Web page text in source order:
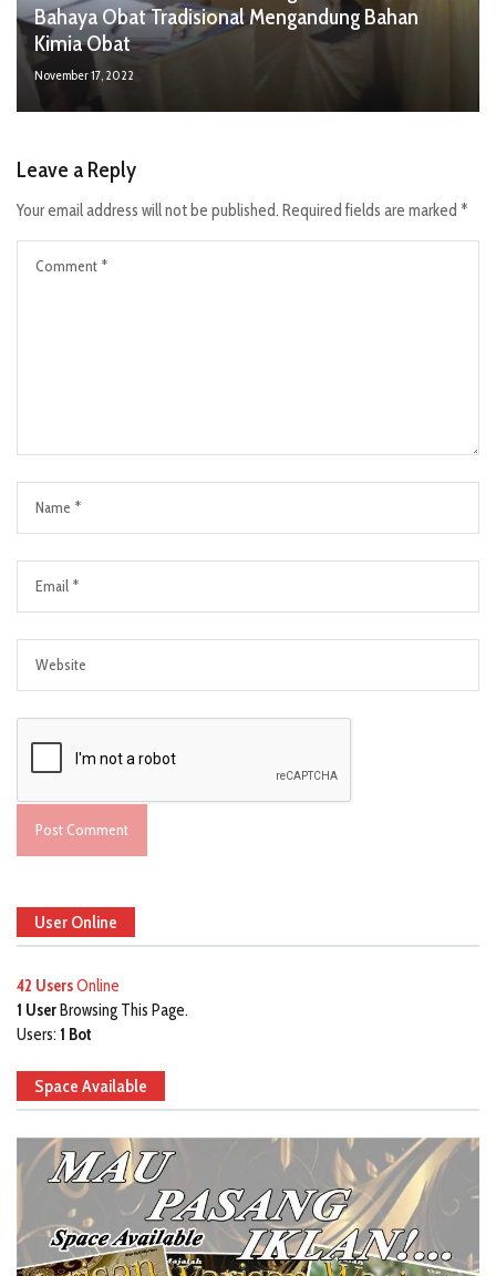
Bahaya Obat Tradisional Mengandung Bahan
Kimia Obat
November 17, 2022
Leave a Reply
Your email address will not be published. Required fields are marked *
User Online
42 UsersOnline
1 UserBrowsing This Page.
Users: 1 Bot
Space Available